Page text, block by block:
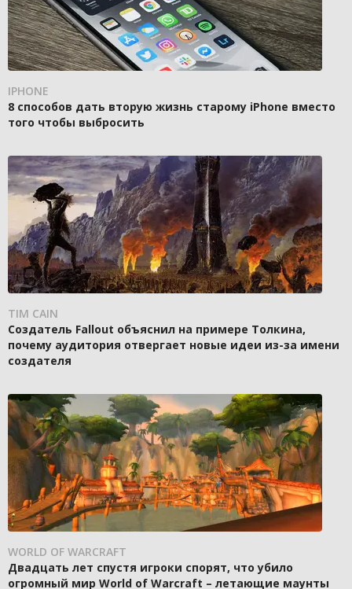
IPHONE
8 способов дать вторую жизнь старому iPhone вместо
того чтобы выбросить
TIM CAIN
Создатель Fallout объяснил на примере Толкина,
почему аудитория отвергает новые идеи из-за имени
создателя
WORLD OF WARCRAFT
Двадцать лет спустя игроки спорят, что убило
огромный мир World of Warcraft – летающие маунты